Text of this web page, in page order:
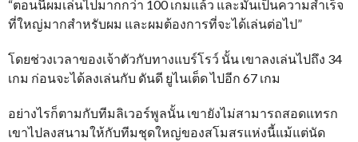
“ตอนนี้ผมเล่นไปมากกว่า 100 เกมแล้ว และมันเป็นความสำเร็จ
ที่ใหญ่มากสำหรับผม และผมต้องการที่จะได้เล่นต่อไป”
โดยช่วงเวลาของเจ้าตัวกับทางแบร์โรว์ นั้น เขาลงเล่นไปถึง 34
เกม ก่อนจะได้ลงเล่นกับ ดันดี ยูไนเต็ด ไปอีก 67 เกม
อย่างไรก็ตามกับทีมลิเวอร์พูลนั้น เขายังไม่สามารถสอดแทรก
เขาไปลงสนามให้กับทีมชุดใหญ่ของสโมสรแห่งนี้แม้แต่นัด